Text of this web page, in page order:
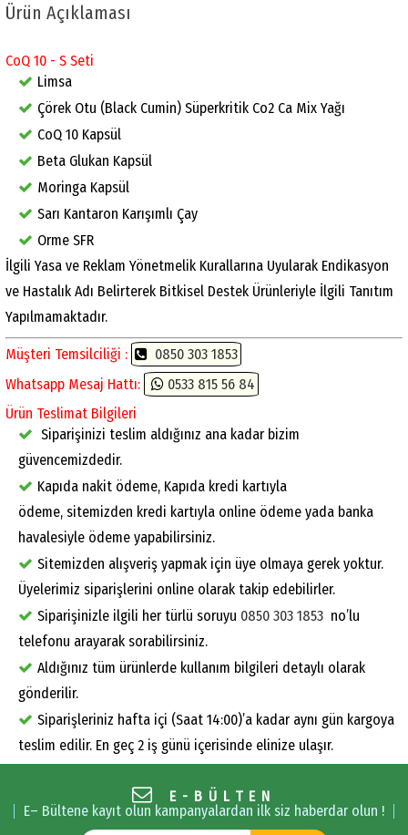
Ürün Açıklaması
CoQ 10 - S Seti
Limsa
Çörek Otu (Black Cumin) Süperkritik Co2 Ca Mix Yağı
CoQ 10 Kapsül
Beta Glukan Kapsül
Moringa Kapsül
Sarı Kantaron Karışımlı Çay
Orme SFR
İlgili Yasa ve Reklam Yönetmelik Kurallarına Uyularak Endikasyon
ve Hastalık Adı Belirterek Bitkisel Destek Ürünleriyle İlgili Tanıtım
Yapılmamaktadır.
Müşteri Temsilciliği :
0850 303 1853
Whatsapp Mesaj Hattı:
0533 815 56 84
Ürün Teslimat Bilgileri
Siparişinizi teslim aldığınız ana kadar bizim
güvencemizdedir.
Kapıda nakit ödeme, Kapıda kredi kartıyla
ödeme, sitemizden kredi kartıyla online ödeme yada banka
havalesiyle ödeme yapabilirsiniz.
Sitemizden alışveriş yapmak için üye olmaya gerek yoktur.
Üyelerimiz siparişlerini online olarak takip edebilirler.
Siparişinizle ilgili her türlü soruyu 0850 303 1853 no’lu
telefonu arayarak sorabilirsiniz.
Aldığınız tüm ürünlerde kullanım bilgileri detaylı olarak
gönderilir.
Siparişleriniz hafta içi (Saat 14:00)’a kadar aynı gün kargoya
teslim edilir. En geç 2 iş günü içerisinde elinize ulaşır.
E-BÜLTEN
E– Bültene kayıt olun kampanyalardan ilk siz haberdar olun !